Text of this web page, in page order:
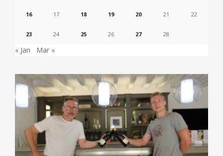
16 17 18 19 20 21 22
23 24 25 26 27 28
« Jan Mar »